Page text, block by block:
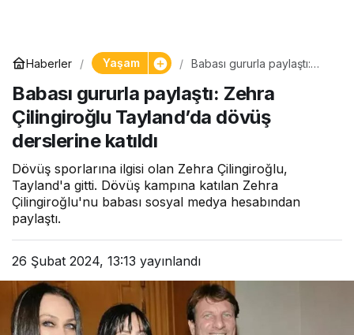
Haberler Yaşam
Babası gururla paylaştı:
Tayland’da dövüş
derslerine katıldı
Babası gururla paylaştı: Zehra
Çilingiroğlu Tayland’da dövüş
derslerine katıldı
Dövüş sporlarına ilgisi olan Zehra Çilingiroğlu,
Tayland'a gitti. Dövüş kampına katılan Zehra
Çilingiroğlu'nu babası sosyal medya hesabından
paylaştı.
26 Şubat 2024, 13:13 yayınlandı